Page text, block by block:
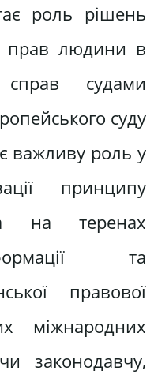
роль рішень
прав людини в
справ судами
суду
важливу роль у
принципу
на теренах
та
правової
міжнародних
законодавчу,